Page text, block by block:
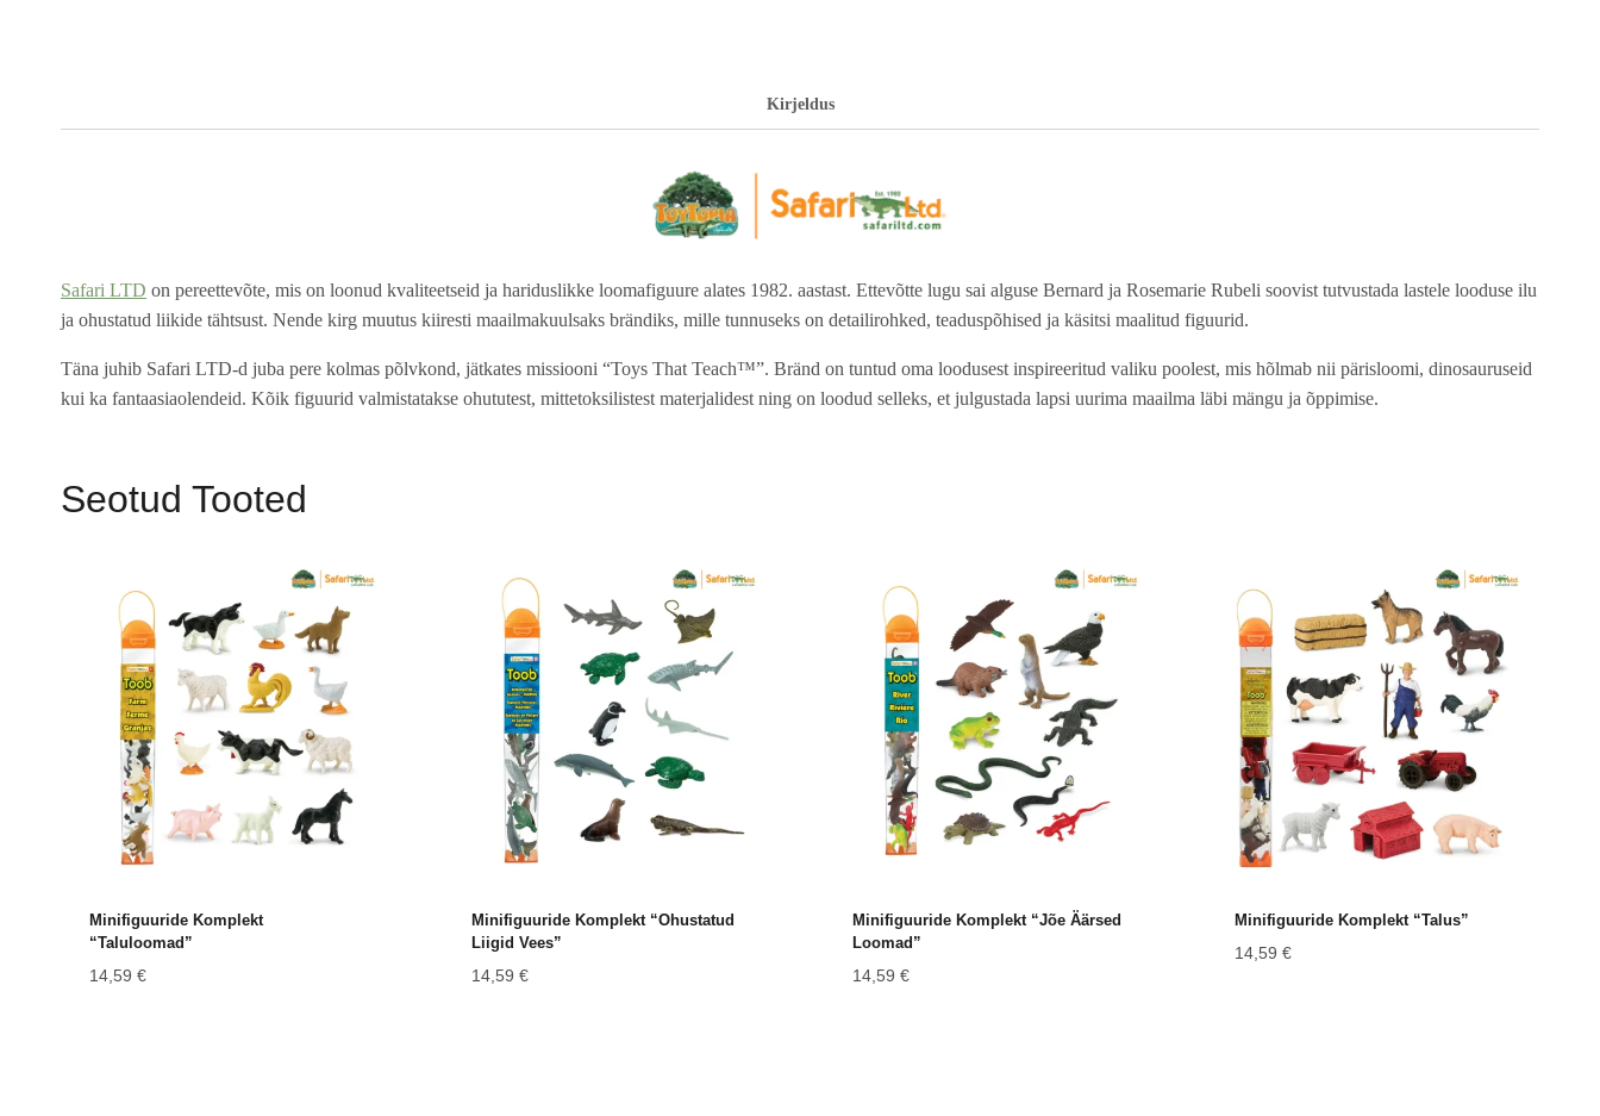
Kirjeldus
Safari LTD on pereettevõte, mis on loonud kvaliteetseid ja hariduslikke loomafiguure alates 1982. aastast. Ettevõtte lugu sai alguse Bernard ja Rosemarie Rubeli soovist tutvustada lastele looduse ilu
ja ohustatud liikide tähtsust. Nende kirg muutus kiiresti maailmakuulsaks brändiks, mille tunnuseks on detailirohked, teaduspõhised ja käsitsi maalitud figuurid.
Täna juhib Safari LTD-d juba pere kolmas põlvkond, jätkates missiooni “Toys That Teach™”. Bränd on tuntud oma loodusest inspireeritud valiku poolest, mis hõlmab nii pärisloomi, dinosauruseid
kui ka fantaasiaolendeid. Kõik figuurid valmistatakse ohututest, mittetoksilistest materjalidest ning on loodud selleks, et julgustada lapsi uurima maailma läbi mängu ja õppimise.
Seotud Tooted
Minifiguuride Komplekt
“Taluloomad”
14,59 €
Minifiguuride Komplekt “Ohustatud
Liigid Vees”
14,59 €
Minifiguuride Komplekt “Jõe Äärsed
Loomad”
14,59 €
Minifiguuride Komplekt “Talus”
14,59 €